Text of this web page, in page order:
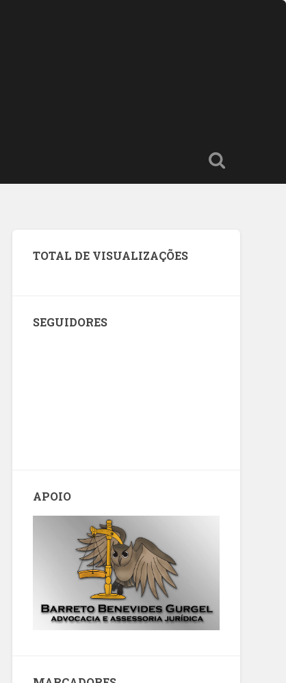
TOTAL DE VISUALIZAÇÕES
SEGUIDORES
APOIO